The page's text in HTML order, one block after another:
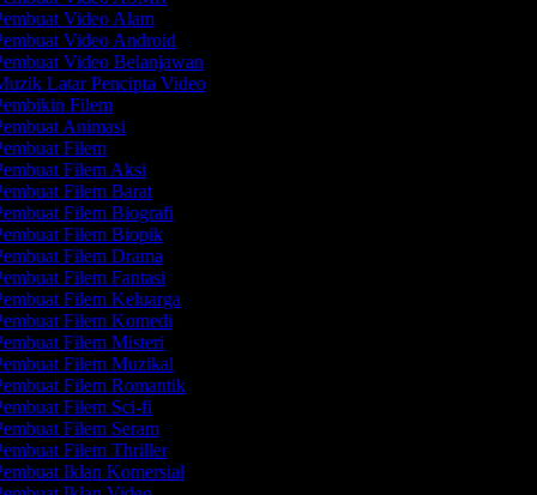
Video Alam
Video Android
Video Belanjawan
Latar Pencipta Video
Filem
Animasi
Filem
Filem Aksi
Filem Barat
Filem Biografi
Filem Biopik
Filem Drama
Filem Fantasi
Filem Keluarga
Filem Komedi
Filem Misteri
Filem Muzikal
Filem Romantik
Filem Sci-fi
Filem Seram
Filem Thriller
Iklan Komersial